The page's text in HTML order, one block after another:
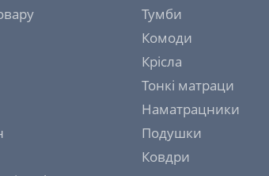
Тумби
Комоди
Крісла
Тонкі матраци
Наматрацники
Подушки
Ковдри